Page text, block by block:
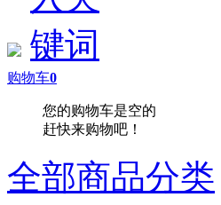
购物车0
您的购物车是空的
赶快来购物吧！
全部商品分类